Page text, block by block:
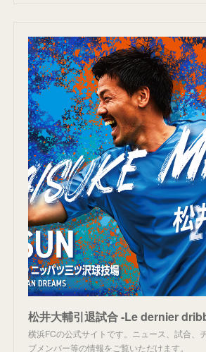
横浜FCの公式サイトです。ニュース、試合、
ブメンバー等の情報をご覧いただけます。